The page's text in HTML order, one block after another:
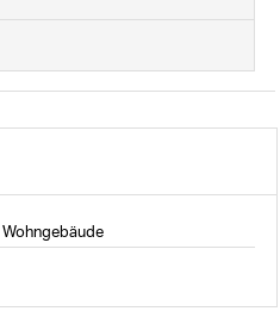
Wohngebäude